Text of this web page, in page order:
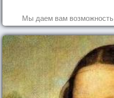
Мы даем вам